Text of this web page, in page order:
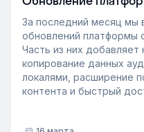
За последний месяц мы
обновлений платформы
Часть из них добавляет
копирование данных
локалями, расширение
контента и быстрый